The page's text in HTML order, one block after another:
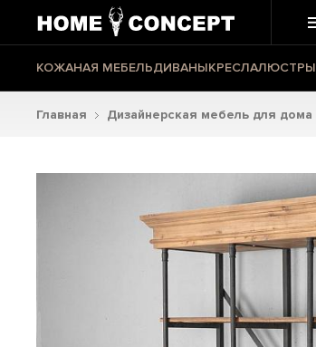
КОЖАНАЯ МЕБЕЛЬДИВАНЫКРЕСЛАЛЮСТРЫ
Главная Дизайнерская мебель для дома